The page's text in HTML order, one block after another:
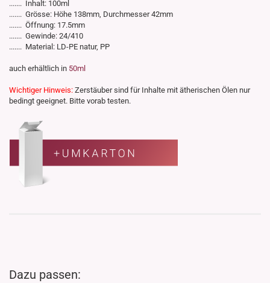
....... Inhalt: 100ml
....... Grösse: Höhe 138mm, Durchmesser 42mm
....... Öffnung: 17.5mm
....... Gewinde: 24/410
....... Material: LD-PE natur, PP
auch erhältlich in 50ml
Wichtiger Hinweis: Zerstäuber sind für Inhalte mit ätherischen Ölen nur
bedingt geeignet. Bitte vorab testen.
Dazu passen: